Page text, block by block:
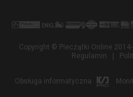
Copyright © Pieczątki Online
Regulamin
Obsługa informatyczna